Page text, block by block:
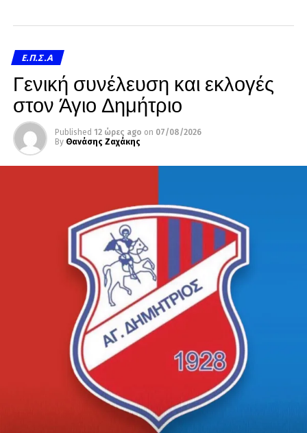
Ε.Π.Σ.Α
Γενική συνέλευση και εκλογές
στον Άγιο Δημήτριο
Published 12 ώρες ago on 07/08/2026
By Θανάσης Ζαχάκης